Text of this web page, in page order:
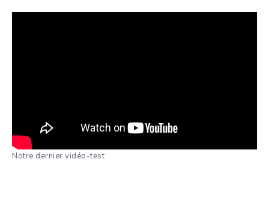
Notre dernier vidéo-test